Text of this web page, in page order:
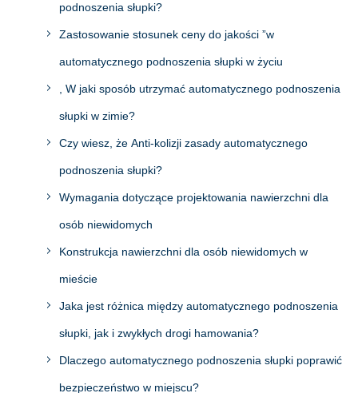
podnoszenia słupki?
Zastosowanie stosunek ceny do jakości ”w
automatycznego podnoszenia słupki w życiu
, W jaki sposób utrzymać automatycznego podnoszenia
słupki w zimie?
Czy wiesz, że Anti-kolizji zasady automatycznego
podnoszenia słupki?
Wymagania dotyczące projektowania nawierzchni dla
osób niewidomych
Konstrukcja nawierzchni dla osób niewidomych w
mieście
Jaka jest różnica między automatycznego podnoszenia
słupki, jak i zwykłych drogi hamowania?
Dlaczego automatycznego podnoszenia słupki poprawić
bezpieczeństwo w miejscu?